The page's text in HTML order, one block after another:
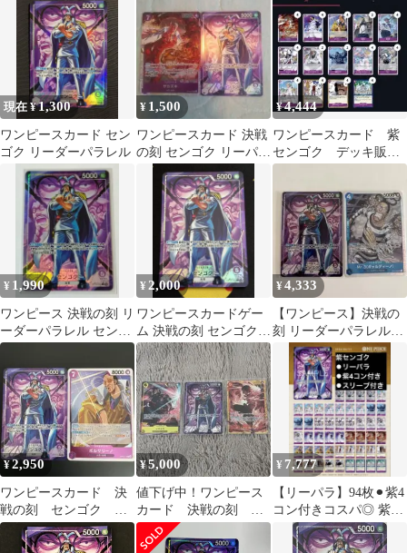
現在 ¥1,300
ワンピースカード セン
ゴク リーダーパラレル
¥ 1,500
ワンピースカード 決戦
の刻 センゴク リーパラ
サカズキ sr
¥4,444
ワンピースカード 紫
センゴク デッキ販
売 決戦の刻 リーダ
¥ 1,990
ワンピース 決戦の刻 リ
ーダーパラレル センゴ
ク
¥ 2,000
ワンピースカードゲー
ム 決戦の刻 センゴク
リーダーパラレル
OP16-060
¥4,333
【ワンピース】決戦の
刻 リーダーパラレル_
センゴク SR_Mr.3
¥2,950
ワンピースカード 決
戦の刻 センゴク リ
ーダーパラレル ボル
サリーノR 合計2枚
¥5,000
値下げ中！ワンピース
カード 決戦の刻 シ
リュウ、センゴク、エ
ース3枚セット
¥ 7,777
【リーパラ】94枚⚫︎紫4
コン付きコスパ◎ 紫セ
ンゴク